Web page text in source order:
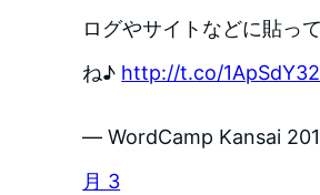
ログやサイトなどに貼っ
ね♪ http://t.co/
— WordCamp Kansai
月 3